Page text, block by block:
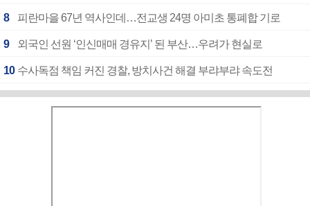
8 피란마을 67년 역사인데…전교생 24명 아미초 통폐합 기로
9 외국인 선원 ‘인신매매 경유지’ 된 부산…우려가 현실로
10 수사독점 책임 커진 경찰, 방치사건 해결 부랴부랴 속도전